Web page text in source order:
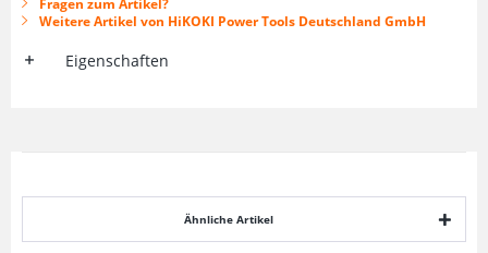
Fragen zum Artikel?
Weitere Artikel von HiKOKI Power Tools Deutschland GmbH
Eigenschaften
Ähnliche Artikel